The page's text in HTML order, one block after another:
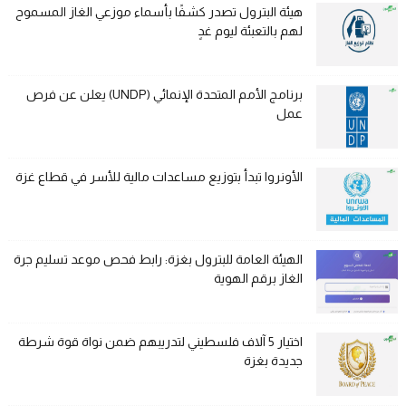
هيئة البترول تصدر كشفًا بأسماء موزعي الغاز المسموح
لهم بالتعبئة ليوم غدٍ
برنامج الأمم المتحدة الإنمائي (UNDP) يعلن عن فرص
عمل
الأونروا تبدأ بتوزيع مساعدات مالية للأسر في قطاع غزة
الهيئة العامة للبترول بغزة: رابط فحص موعد تسليم جرة
الغاز برقم الهوية
اختيار 5 آلاف فلسطيني لتدريبهم ضمن نواة قوة شرطة
جديدة بغزة